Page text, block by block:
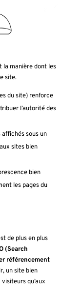
la manière dont les
site.
du site) renforce
l’autorité des
sous un
sites bien
bien
les pages du
de plus en plus
(Search
référencement
un site bien
qu’aux